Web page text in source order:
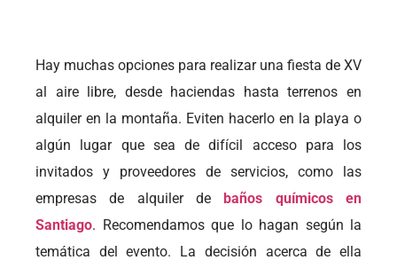
Hay muchas opciones para realizar una fiesta de XV
al aire libre, desde haciendas hasta terrenos en
alquiler en la montaña. Eviten hacerlo en la playa o
algún lugar que sea de difícil acceso para los
invitados y proveedores de servicios, como las
empresas de alquiler debaños químicos en
Santiago. Recomendamos que lo hagan según la
temática del evento. La decisión acerca de ella